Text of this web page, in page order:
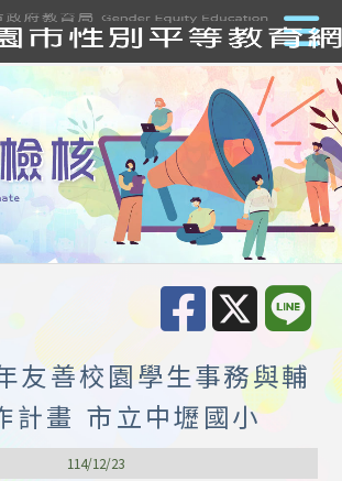
友善校園學生事務與輔
計畫 市立中壢國小
114/12/23